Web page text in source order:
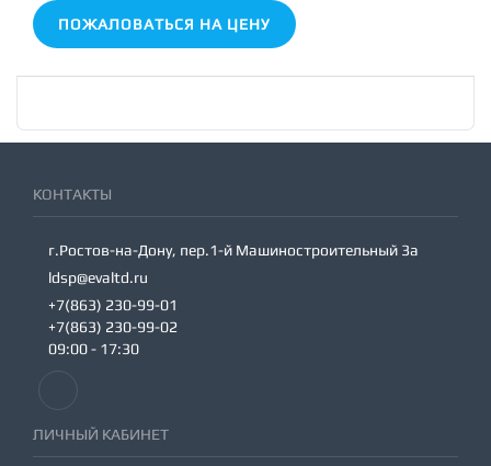
ПОЖАЛОВАТЬСЯ НА ЦЕНУ
КОНТАКТЫ
г.Ростов-на-Дону, пер.1-й Машиностроительный 3а
ldsp@evaltd.ru
+7(863) 230-99-01
+7(863) 230-99-02
09:00 - 17:30
ЛИЧНЫЙ КАБИНЕТ